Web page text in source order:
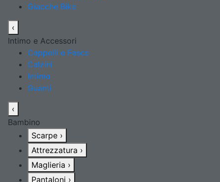
Giacche Bike
‹
Intimo e Accessori
Cappelli e Fasce
Calzini
Intimo
Guanti
‹
Bambino
Scarpe ›
Attrezzatura ›
Maglieria ›
Pantaloni ›